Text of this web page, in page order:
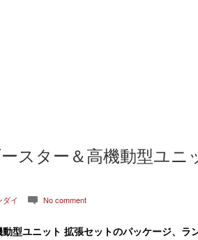
スター＆高機動型ユニ
イ c No comment
型ユニット 拡張セットのパッケージ、ラ